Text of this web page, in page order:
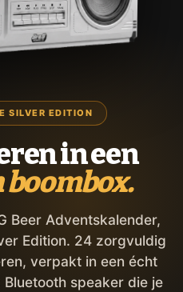
SILVER EDITION
in een
Beer Adventskalender,
Edition. 24 zorgvuldig
verpakt in een écht
speaker die je